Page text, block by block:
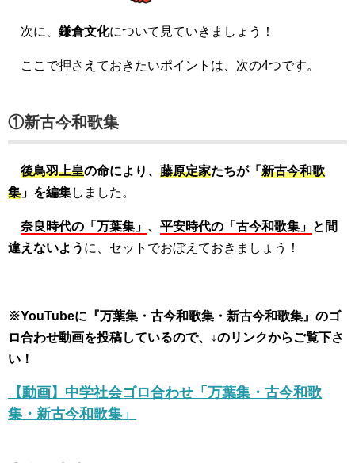
次に、 鎌倉文化について見ていきましょう！
ここで押さえておきたいポイントは、次の4つです。
①新古今和歌集
後鳥羽上皇の命により、 藤原定家たちが「 新古今和歌
集 」を編集しました。
奈良時代の「万葉集」 、 平安時代の「古今和歌集」 と間
違えないよう に、セットでおぼえておきましょう！
※YouTubeに『万葉集・古今和歌集・新古今和歌集』のゴ
ロ合わせ動画を投稿しているので、↓のリンクからご覧下さ
い！
【動画】中学社会ゴロ合わせ「万葉集・古今和歌
集・新古今和歌集」